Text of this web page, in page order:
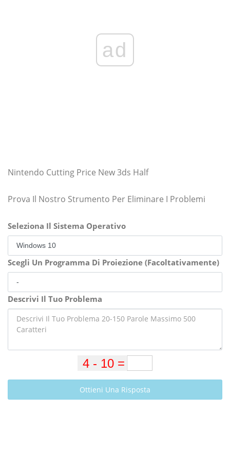
ad
Nintendo Cutting Price New 3ds Half
Prova Il Nostro Strumento Per Eliminare I Problemi
Seleziona Il Sistema Operativo
Scegli Un Programma Di Proiezione (Facoltativamente)
Descrivi Il Tuo Problema
Ottieni Una Risposta